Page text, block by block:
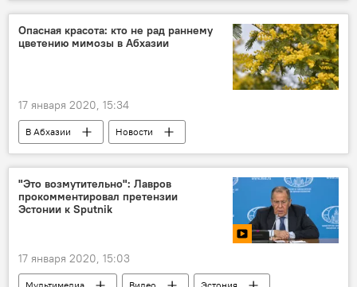
Опасная красота: кто не рад раннему
цветению мимозы в Абхазии
17 января 2020, 15:34
В Абхазии Новости
"Это возмутительно": Лавров
прокомментировал претензии
Эстонии к Sputnik
17 января 2020, 15:03